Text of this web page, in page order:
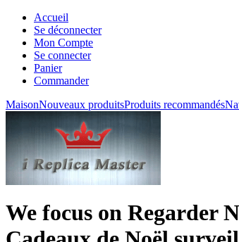
Accueil
Se déconnecter
Mon Compte
Se connecter
Panier
Commander
MaisonNouveaux produitsProduits recommandés
We focus on Regarder